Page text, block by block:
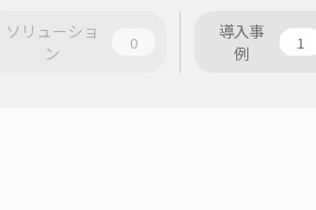
ソリューショ
ン
0
導入事
例
1